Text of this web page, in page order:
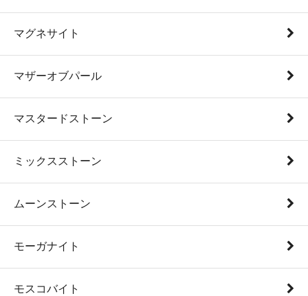
マグネサイト
マザーオブパール
マスタードストーン
ミックスストーン
ムーンストーン
モーガナイト
モスコバイト